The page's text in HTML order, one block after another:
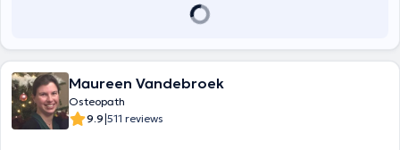
Maureen Vandebroek
Osteopath
9.9|511 reviews